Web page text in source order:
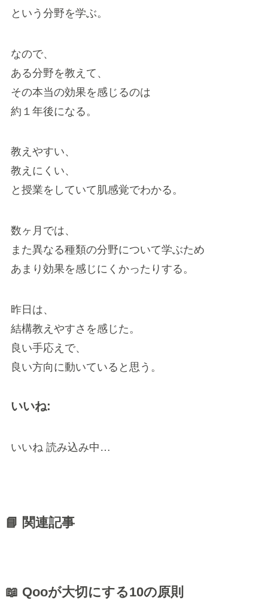
という分野を学ぶ。
なので、
ある分野を教えて、
その本当の効果を感じるのは
約１年後になる。
教えやすい、
教えにくい、
と授業をしていて肌感覚でわかる。
数ヶ月では、
また異なる種類の分野について学ぶため
あまり効果を感じにくかったりする。
昨日は、
結構教えやすさを感じた。
良い手応えで、
良い方向に動いていると思う。
いいね:
いいね 読み込み中…
📘 関連記事
📖 Qooが大切にする10の原則